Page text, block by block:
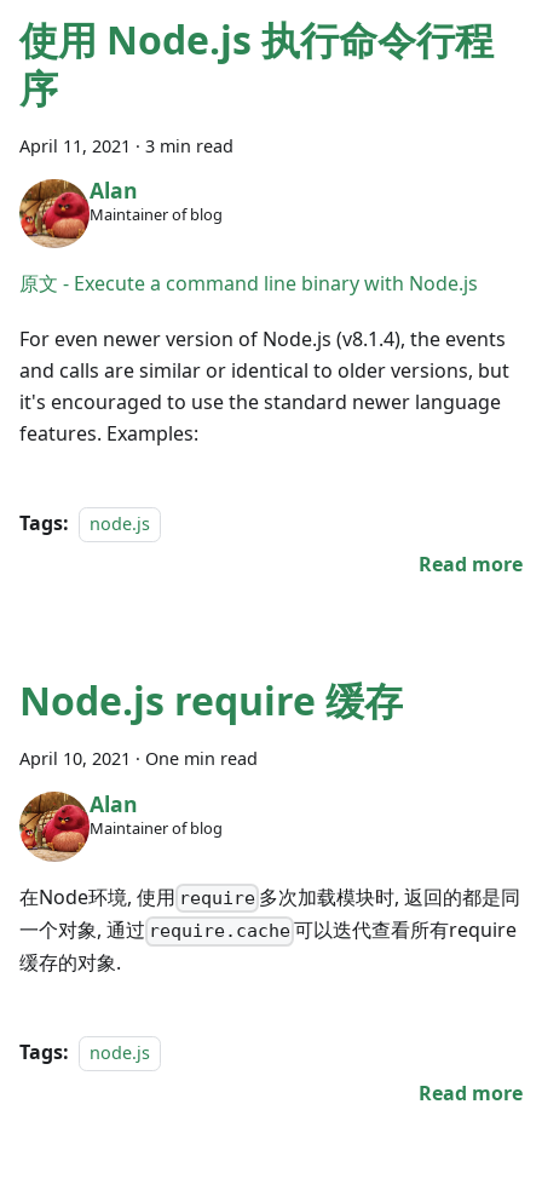
使用 Node.js 执行命令行程
序
April 11, 2021 · 3 min read
Alan
Maintainer of blog
原文 - Execute a command line binary with Node.js
For even newer version of Node.js (v8.1.4), the events
and calls are similar or identical to older versions, but
it's encouraged to use the standard newer language
features. Examples:
Tags: node.js
Read more
Node.js require 缓存
April 10, 2021 · One min read
Alan
Maintainer of blog
在Node环境, 使用 require 多次加载模块时, 返回的都是同
一个对象, 通过 require.cache可以迭代查看所有require
缓存的对象.
Tags: node.js
Read more